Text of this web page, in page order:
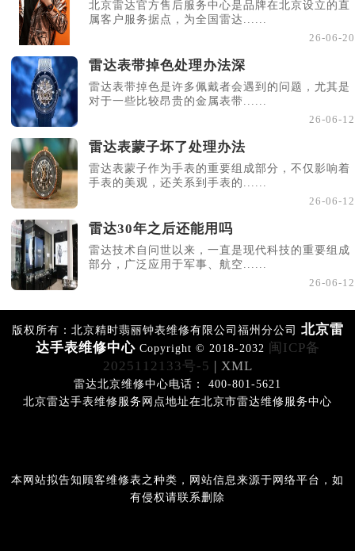
北京雷达官方售后服务中心是品牌在北京设立的直
属客户服务据点，为全国雷达......
26-06-20
雷达表带掉色处理办法深
雷达表带掉色是许多佩戴者会遇到的问题，尤其是
对于一些比较昂贵的金属表带......
26-06-12
雷达表蒙子坏了处理办法
雷达表蒙子作为手表的重要组成部分，不仅影响着
手表的美观，还关系到手表的......
26-06-12
雷达30年之后还能用吗
雷达技术自问世以来，一直是现代科技的重要组成
部分，广泛应用于军事、航空......
26-06-12
版权所有：北京精时翡丽钟表维修有限公司福州分公司 北京雷
达手表维修中心 Copyright © 2018-2032
闽ICP备
2025112133号-5
| XML
雷达北京维修中心电话： 400-801-5621
北京雷达手表维修服务网点地址在北京市雷达维修服务中心
本网站拟告知顾客维修表之种类，网站信息来源于网络平台，如
有侵权请联系删除